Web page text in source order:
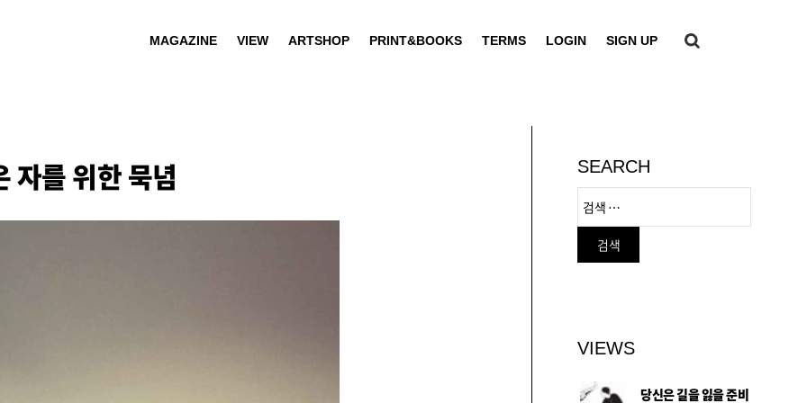
MAGAZINE VIEW ARTSHOP PRINT&BOOKS TERMS LOGIN SIGN UP
자를 위한 묵념 SEARCH
VIEWS
당신은 길을 잃을 준비